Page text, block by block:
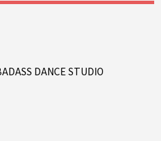
DANCE STUDIO